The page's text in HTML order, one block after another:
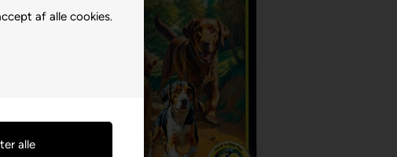
af alle cookies.